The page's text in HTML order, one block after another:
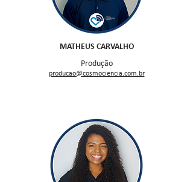
MATHEUS CARVALHO
Produção
producao@cosmociencia.com.br